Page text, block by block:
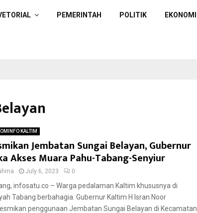
PEMERINTAH POLITIK EKONOMI
KALTIM
Jembatan Sungai Belayan, Gubernur
Akses Muara Pahu-Tabang-Senyiur
July 6, 2023 0
infosatu.co – Warga pedalaman Kaltim khususnya di
Tabang berbahagia. Gubernur Kaltim H Isran Noor
penggunaan Jembatan Sungai Belayan di Kecamatan